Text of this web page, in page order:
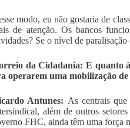
modo, eu não gostaria de
de atenção. Os bancos
Se o nível de
da Cidadania: E quanto
operarem uma mobilização de
Antunes: As centrais
além de outros
FHC, ainda têm uma força